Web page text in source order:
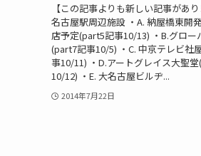
【この記事よりも新しい記事があ
名古屋駅周辺施設 ・A. 納屋橋東開
店予定(part5記事10/13) ・B.グロー
(part7記事10/5) ・C. 中京テレビ社
事10/11) ・D.アートグレイス大聖
10/12) ・E. 大名古屋ビルヂ...
2014年7月22日